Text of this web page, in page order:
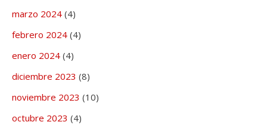
marzo 2024 (4)
febrero 2024 (4)
enero 2024 (4)
diciembre 2023 (8)
noviembre 2023 (10)
octubre 2023 (4)